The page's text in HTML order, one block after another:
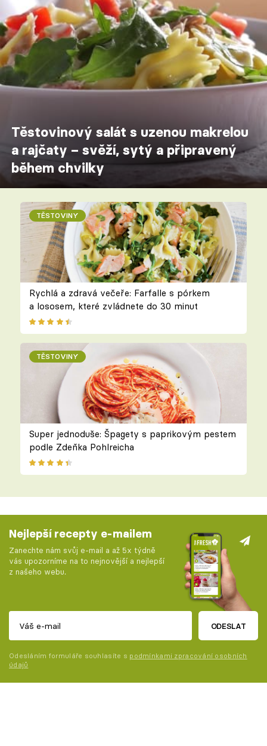
Těstovinový salát s uzenou makrelou
a rajčaty – svěží, sytý a připravený
během chvilky
TĚSTOVINY
Rychlá a zdravá večeře: Farfalle s pórkem
a lososem, které zvládnete do 30 minut
TĚSTOVINY
Super jednoduše: Špagety s paprikovým pestem
podle Zdeňka Pohlreicha
Nejlepší recepty e-mailem
Zanechte nám svůj e-mail a až 5x týdně
vás upozorníme na to nejnovější a nejlepší
z našeho webu.
ODESLAT
Odesláním formuláře souhlasíte s podmínkami zpracování osobních
údajů